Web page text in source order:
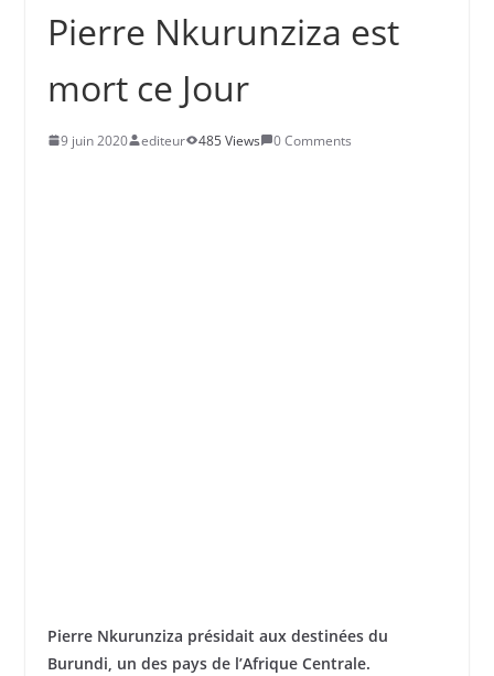
Pierre Nkurunziza est
mort ce Jour
9 juin 2020 editeur 485 Views 0 Comments
Pierre Nkurunziza présidait aux destinées du
Burundi, un des pays de l’Afrique Centrale.